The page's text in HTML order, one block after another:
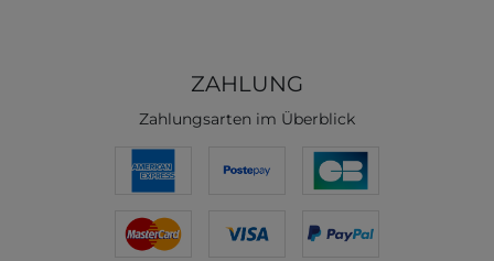
ZAHLUNG
Zahlungsarten im Überblick